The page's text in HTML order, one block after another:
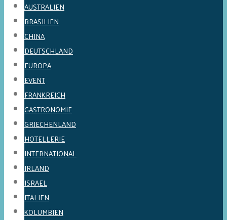
AUSTRALIEN
BRASILIEN
CHINA
DEUTSCHLAND
EUROPA
EVENT
FRANKREICH
GASTRONOMIE
GRIECHENLAND
HOTELLERIE
INTERNATIONAL
IRLAND
ISRAEL
ITALIEN
KOLUMBIEN